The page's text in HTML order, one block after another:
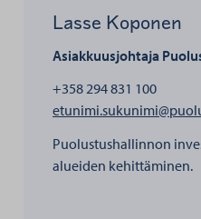
Lasse Koponen
Asiakkuusjohtaja
+358 294 831 100
Puolustushallinnon
alueiden kehittäminen.